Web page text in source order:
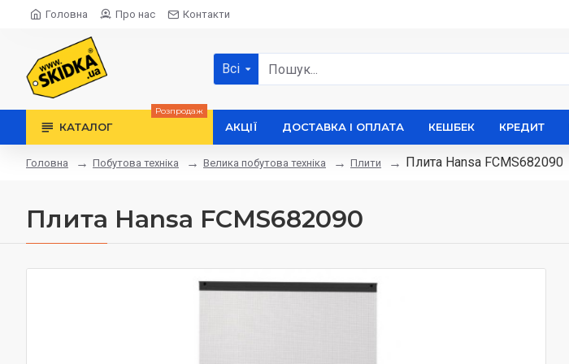
Головна Про нас Контакти
Всі
КАТАЛОГ
Розпродаж
АКЦІЇ ДОСТАВКА І ОПЛАТА КЕШБЕК КРЕДИТ
Головна Побутова техніка Велика побутова техніка Плити Плита Hansa FCMS682090
Плита Hansa FCMS682090